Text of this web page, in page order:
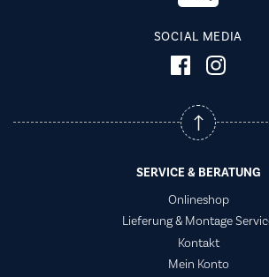
SOCIAL MEDIA
SERVICE & BERATUNG
Onlineshop
Lieferung & Montage
Kontakt
Mein Konto